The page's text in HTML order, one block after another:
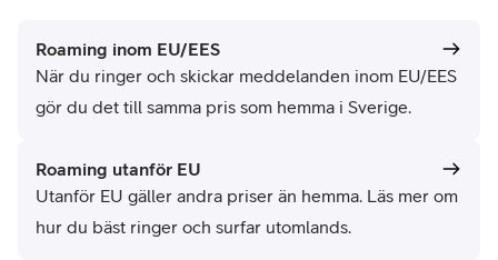
Roaming inom EU/EES
När du ringer och skickar meddelanden inom EU/EES
gör du det till samma pris som hemma i Sverige.
Roaming utanför EU
Utanför EU gäller andra priser än hemma. Läs mer om
hur du bäst ringer och surfar utomlands.